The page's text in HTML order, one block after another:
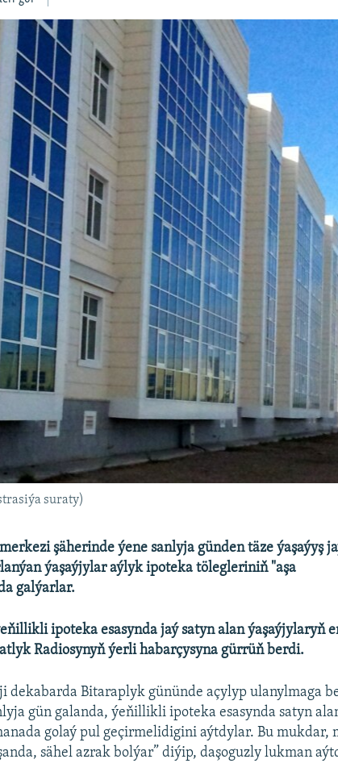
suraty)
şäherinde ýene sanlyja günden täze ýaşaýyş
ýaşaýjylar aýlyk ipoteka tölegleriniň "aşa
galýarlar.
ipoteka esasynda jaý satyn alan ýaşaýjylaryň
Radiosynyň ýerli habarçysyna gürrüň berdi.
dekabarda Bitaraplyk gününde açylyp ulanylmaga
gün galanda, ýeňillikli ipoteka esasynda satyn
golaý pul geçirmelidigini aýtdylar. Bu mukdar,
sähel azrak bolýar” diýip, daşoguzly lukman